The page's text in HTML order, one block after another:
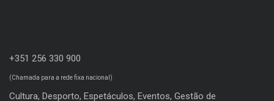
+351 256 330 900
(Chamada para a rede fixa nacional)
Cultura, Desporto, Espetáculos, Eventos, Gestão de